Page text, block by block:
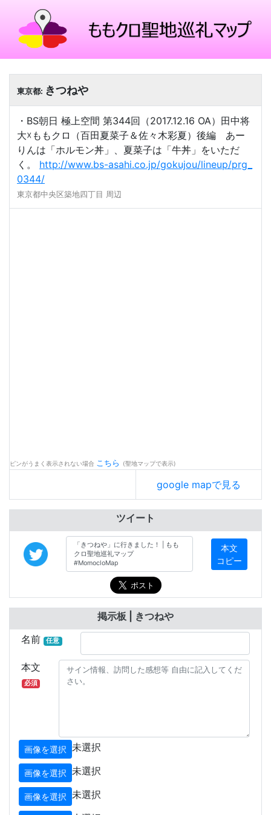
東京都: きつねや
・BS朝日 極上空間 第344回（2017.12.16 OA）田中将
大☓ももクロ（百田夏菜子＆佐々木彩夏）後編 あー
りんは「ホルモン丼」、夏菜子は「牛丼」をいただ
く。 http://www.bs-asahi.co.jp/gokujou/lineup/prg_
0344/
東京都中央区築地四丁目 周辺
ピンがうまく表示されない場合 こちら (聖地マップで表示)
google mapで見る
ツイート
本文
コピー
掲示板 | きつねや
名前
任意
本文
必須
画像を選択 未選択
画像を選択 未選択
画像を選択 未選択